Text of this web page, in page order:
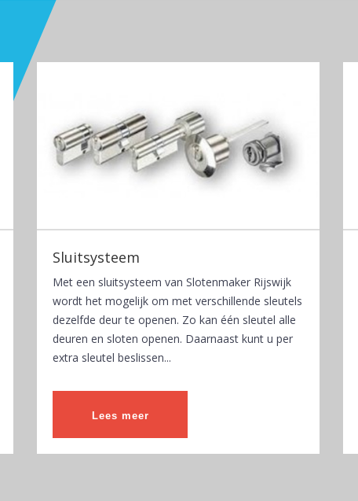
Sluitsysteem
Met een sluitsysteem van Slotenmaker Rijswijk
wordt het mogelijk om met verschillende sleutels
dezelfde deur te openen. Zo kan één sleutel alle
deuren en sloten openen. Daarnaast kunt u per
extra sleutel beslissen...
Lees meer